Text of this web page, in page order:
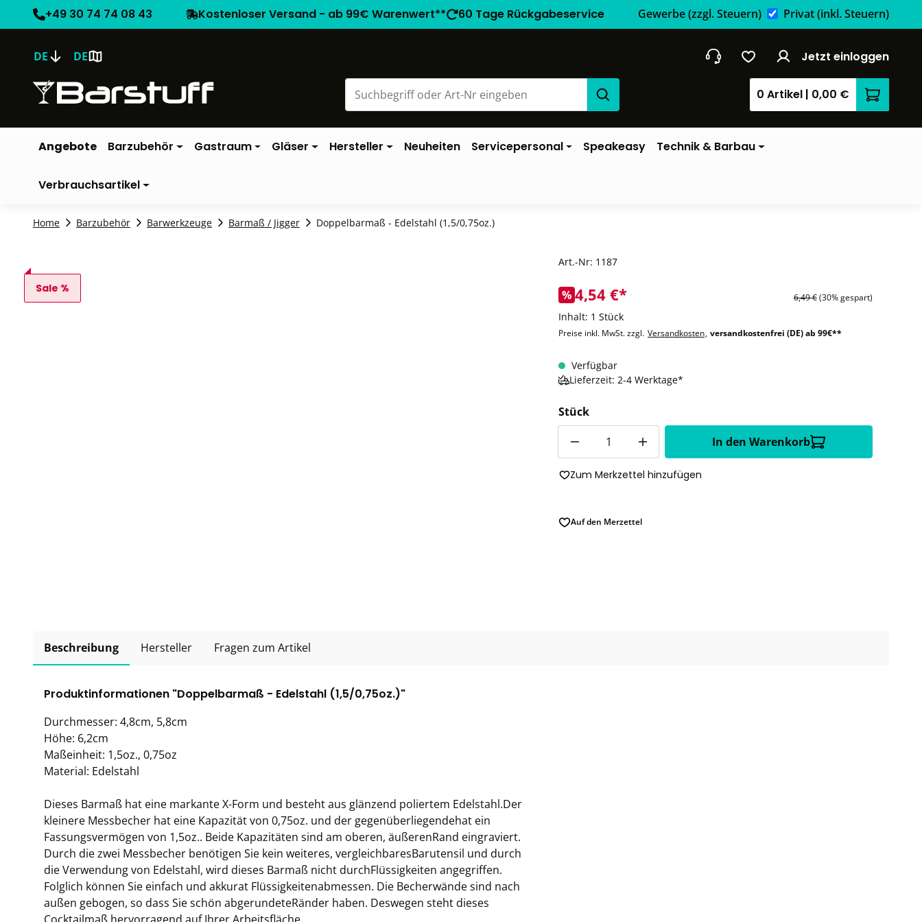
+49 30 74 74 08 43 Kostenloser Versand - ab 99€ Warenwert** 60 Tage Rückgabeservice Gewerbe(zzgl. Steuern) Privat(inkl. Steuern)
DE DE Jetzt einloggen
0 Artikel | 0,00 €
Angebote Barzubehör Gastraum Gläser Hersteller Neuheiten Servicepersonal Speakeasy Technik & Barbau
Verbrauchsartikel
Home Barzubehör Barwerkzeuge Barmaß / Jigger Doppelbarmaß - Edelstahl (1,5/0,75oz.)
Sale %
Art.-Nr: 1187
% 4,54 €* 6,49 €(30% gespart)
Inhalt: 1 Stück
Preise inkl. MwSt. zzgl. Versandkosten, versandkostenfrei (DE) ab 99€**
Verfügbar
Lieferzeit: 2-4 Werktage*
Stück
In den Warenkorb
Zum Merkzettel hinzufügen
Auf den Merzettel
Beschreibung Hersteller Fragen zum Artikel
Produktinformationen "Doppelbarmaß - Edelstahl (1,5/0,75oz.)"
Durchmesser: 4,8cm, 5,8cm
Höhe: 6,2cm
Maßeinheit: 1,5oz., 0,75oz
Material: Edelstahl
Dieses Barmaß hat eine markante X-Form und besteht aus glänzend poliertem Edelstahl.Der
kleinere Messbecher hat eine Kapazität von 0,75oz. und der gegenüberliegendehat ein
Fassungsvermögen von 1,5oz.. Beide Kapazitäten sind am oberen, äußerenRand eingraviert.
Durch die zwei Messbecher benötigen Sie kein weiteres, vergleichbaresBarutensil und durch
die Verwendung von Edelstahl, wird dieses Barmaß nicht durchFlüssigkeiten angegriffen.
Folglich können Sie einfach und akkurat Flüssigkeitenabmessen. Die Becherwände sind nach
außen gebogen, so dass Sie schön abgerundeteRänder haben. Deswegen steht dieses